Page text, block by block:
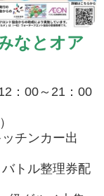
なとオア
：00～21：00
チンカー出
ル整理券配